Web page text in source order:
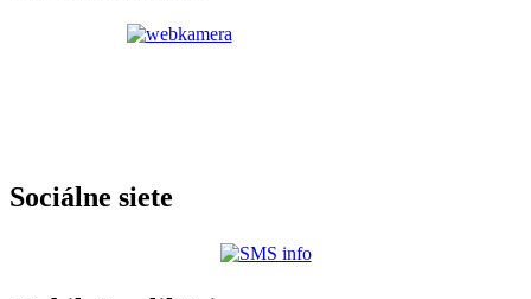
Sociálne siete